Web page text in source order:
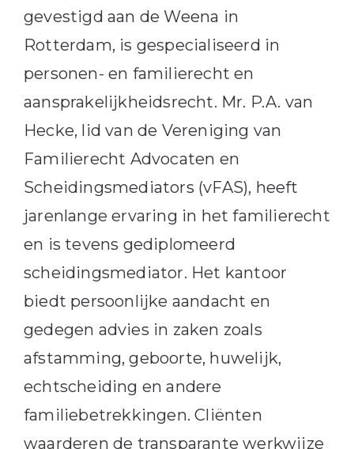
gevestigd aan de Weena in
Rotterdam, is gespecialiseerd in
personen- en familierecht en
aansprakelijkheidsrecht. Mr. P.A. van
Hecke, lid van de Vereniging van
Familierecht Advocaten en
Scheidingsmediators (vFAS), heeft
jarenlange ervaring in het familierecht
en is tevens gediplomeerd
scheidingsmediator. Het kantoor
biedt persoonlijke aandacht en
gedegen advies in zaken zoals
afstamming, geboorte, huwelijk,
echtscheiding en andere
familiebetrekkingen. Cliënten
waarderen de transparante werkwijze